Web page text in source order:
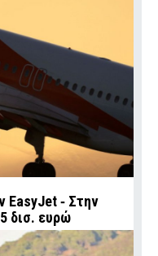
EasyJet ‑ Στην
δισ. ευρώ